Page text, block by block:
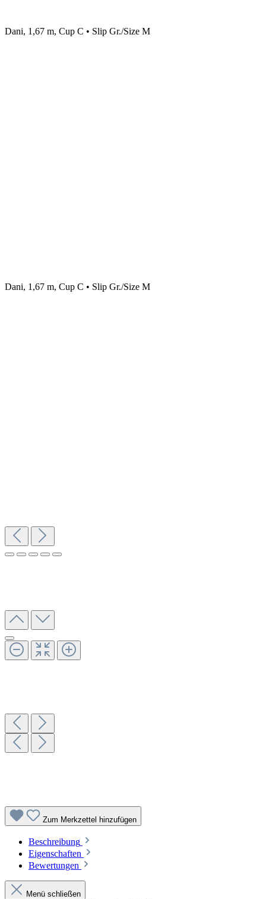
Dani, 1,67 m, Cup C • Slip Gr./Size M
Dani, 1,67 m, Cup C • Slip Gr./Size M
Zum Merkzettel hinzufügen
Beschreibung
Eigenschaften
Bewertungen
Menü schließen